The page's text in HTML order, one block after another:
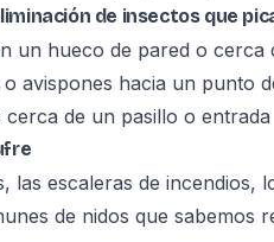
de insectos que
un hueco de pared o cerca
avispones hacia un punto
de un pasillo o entrada
las escaleras de incendios,
de nidos que sabemos